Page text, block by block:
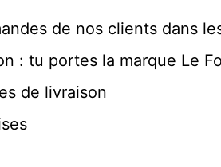
de nos clients dans
: tu portes la marque Le
de livraison